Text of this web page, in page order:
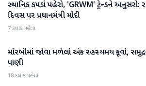
રાષ્ટ્રીય
સ્થાનિક કપડાં પહેરો, 'GRWM' ટ્રેન્ડને અનુસરો:
દિવસ પર પ્રધાનમંત્રી મોદી
7 કલાક પહેલા
રાષ્ટ્રીય
મોરબીમાં જોવા મળેલો એક રહસ્યમય કૂવો,
પાણી
18 કલાક પહેલા